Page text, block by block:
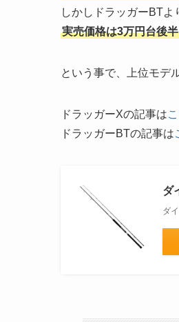
しかしドラッガーBTよ
実売価格は3万円台後
という事で、上位モデ
ドラッガーXの記事は
ドラッガーBTの記事は
ダ
ダ